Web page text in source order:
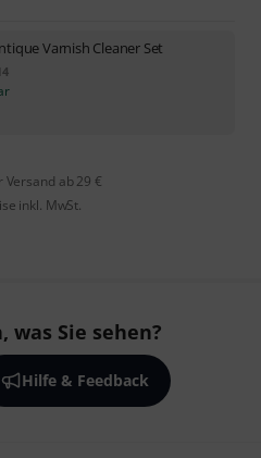
Varnish Cleaner Set
Versand ab 29 €
inkl. MwSt.
was Sie sehen?
Hilfe & Feedback